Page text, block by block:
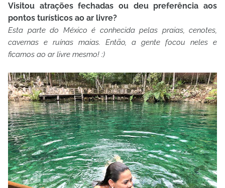
Visitou atrações fechadas ou deu preferência aos
pontos turísticos ao ar livre?
Esta parte do México é conhecida pelas praias, cenotes,
cavernas e ruínas maias. Então, a gente focou neles e
ficamos ao ar livre mesmo! :)